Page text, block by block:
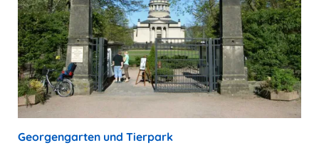
Georgengarten und Tierpark